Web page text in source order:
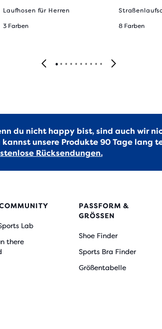
Laufhosen für Herren
3 Farben 8 Farben
du nicht happy bist, sind auch wir
kannst unsere Produkte 90 Tage lang
Rücksendungen.
Lab
there
PASSFORM &
GRÖSSEN
Shoe Finder
Sports Bra Finder
Größentabelle